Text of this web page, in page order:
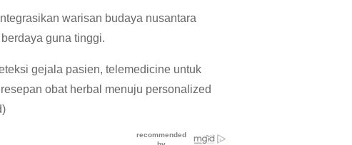
warisan budaya nusantara
guna tinggi.
gejala pasien, telemedicine untuk
obat herbal menuju personalized